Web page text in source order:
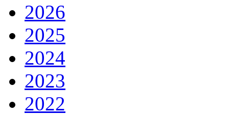
2026
2025
2024
2023
2022